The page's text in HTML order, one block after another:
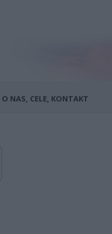
O NAS, CELE, KONTAKT